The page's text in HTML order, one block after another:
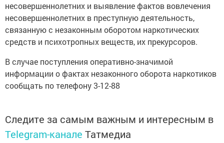
несовершеннолетних и выявление фактов вовлечения
несовершеннолетних в преступную деятельность,
связанную с незаконным оборотом наркотических
средств и психотропных веществ, их прекурсоров.
В случае поступления оперативно-значимой
информации о фактах незаконного оборота наркотиков
сообщать по телефону 3-12-88
Следите за самым важным и интересным в
Telegram-канале Татмедиа